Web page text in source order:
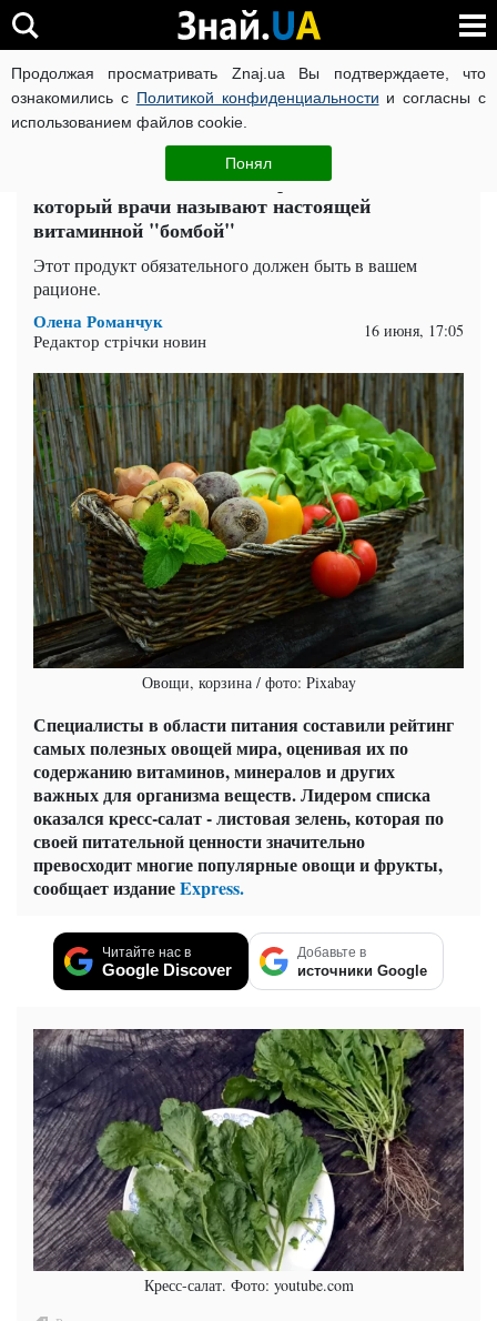
Продолжая просматривать Znaj.ua Вы подтверждаете, что
ознакомились с Политикой конфиденциальности и согласны с
использованием файлов cookie.
Понял
ВОЙНА РОССИИ ПРОТИВ УКРАИНЫ КОРОНАВИРУС В
ЧИТАТИ УКРАЇНСЬКОЮ
Кладезь витаминов и минералов: овощ,
который врачи называют настоящей
витаминной "бомбой"
Этот продукт обязательного должен быть в вашем
рационе.
Олена Романчук
Редактор стрічки новин 16 июня, 17:05
Овощи, корзина / фото: Pixabay
Специалисты в области питания составили рейтинг
самых полезных овощей мира, оценивая их по
содержанию витаминов, минералов и других
важных для организма веществ. Лидером списка
оказался кресс-салат - листовая зелень, которая по
своей питательной ценности значительно
превосходит многие популярные овощи и фрукты,
сообщает изданиеExpress.
Читайте нас в
Google Discover
Добавьте в
источники Google
Кресс-салат. Фото: youtube.com